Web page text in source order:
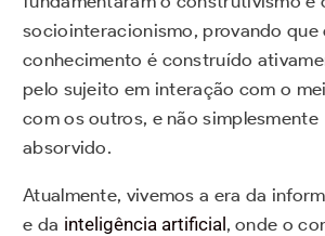
sociointeracionismo, provando que
conhecimento é construído
pelo sujeito em interação com o
com os outros, e não simplesmente
absorvido.
Atualmente, vivemos a era da
e da inteligência artificial, onde o